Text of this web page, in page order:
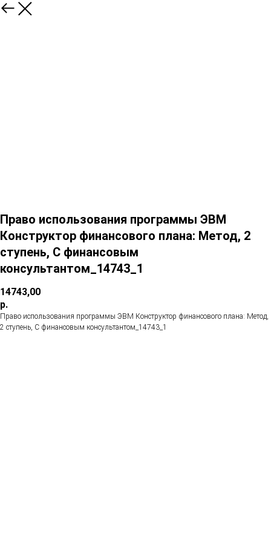
Право использования программы ЭВМ
Конструктор финансового плана: Метод, 2
ступень, С финансовым
консультантом_14743_1
14743,00
р.
Право использования программы ЭВМ Конструктор финансового плана: Метод,
2 ступень, С финансовым консультантом_14743_1